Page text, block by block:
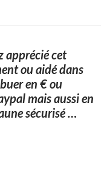
apprécié cet
ou aidé dans
en € ou
mais aussi en
sécurisé…